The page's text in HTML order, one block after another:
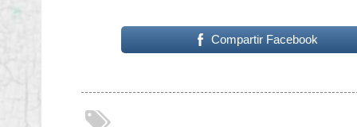
Compartir Facebook